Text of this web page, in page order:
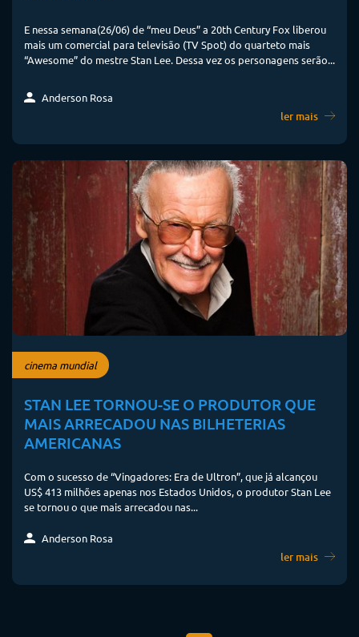
E nessa semana(26/06) de “meu Deus” a 20th Century Fox liberou
mais um comercial para televisão (TV Spot) do quarteto mais
“Awesome” do mestre Stan Lee. Dessa vez os personagens serão...
Anderson Rosa
ler mais
cinema mundial
STAN LEE TORNOU-SE O PRODUTOR QUE
MAIS ARRECADOU NAS BILHETERIAS
AMERICANAS
Com o sucesso de “Vingadores: Era de Ultron”, que já alcançou
US$ 413 milhões apenas nos Estados Unidos, o produtor Stan Lee
se tornou o que mais arrecadou nas...
Anderson Rosa
ler mais